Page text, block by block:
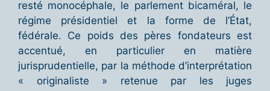
resté monocéphale, le parlement bicaméral, le
régime présidentiel et la forme de l’État,
fédérale. Ce poids des pères fondateurs est
accentué, en particulier en matière
jurisprudentielle, par la méthode d’interprétation
« originaliste » retenue par les juges